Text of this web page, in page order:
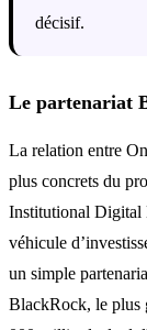
décisif.
Le partenariat
La relation entre
plus concrets du
Institutional Digital
véhicule
un simple
BlackRock, le plus